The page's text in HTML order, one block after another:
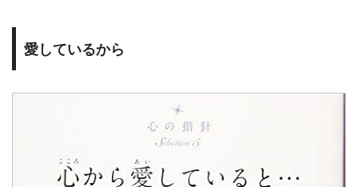
愛しているから